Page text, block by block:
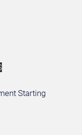
Starting